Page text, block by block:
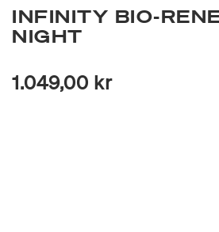
INFINITY BIO-
NIGHT
1.049,00 kr